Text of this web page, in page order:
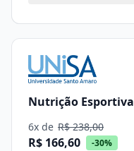
Nutrição Esportiva
6x de R$ 238,00
R$ 166,60 -30%